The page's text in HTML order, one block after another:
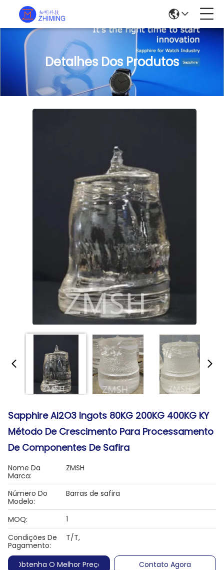
Detalhes Dos Produtos
Sapphire Al2O3 Ingots 80KG 200KG 400KG KY
Método De Crescimento Para Processamento
De Componentes De Safira
Nome Da
Marca:
ZMSH
Número Do
Modelo:
Barras de safira
MOQ:
1
Condições De
Pagamento:
T/T,
Obtenha O Melhor Preço Contato Agora